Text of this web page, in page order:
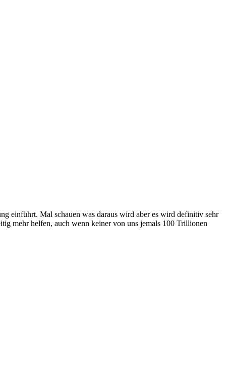
einführt. Mal schauen was daraus wird aber es wird definitiv sehr
mehr helfen, auch wenn keiner von uns jemals 100 Trillionen